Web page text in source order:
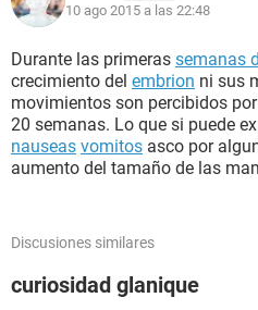
10 ago 2015 a las 22:48
Durante las primeras semanas
crecimiento del embrion ni sus
movimientos son percibidos
20 semanas. Lo que si puede
nauseas vomitos asco por
aumento del tamaño de las
Discusiones similares
curiosidad glanique